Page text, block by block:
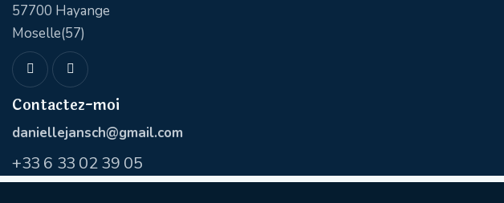
57700 Hayange
Moselle(57)
Contactez-moi
daniellejansch@gmail.com
+33 6 33 02 39 05